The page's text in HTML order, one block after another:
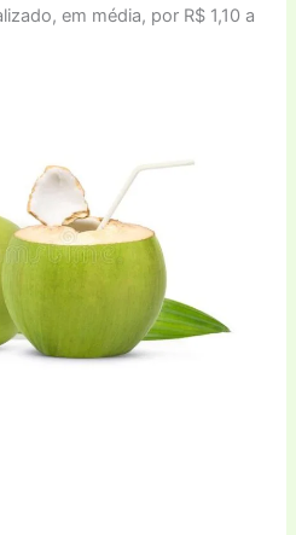
em média, por R$ 1,10 a